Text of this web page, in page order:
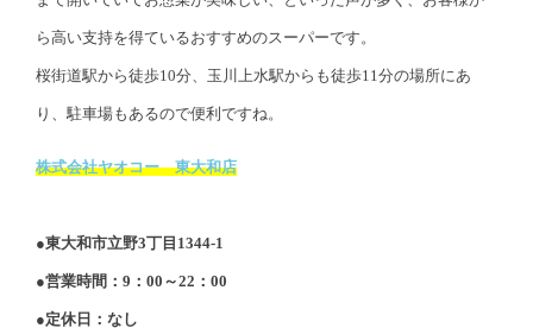
ら高い支持を得ているおすすめのスーパーです。
桜街道駅から徒歩10分、玉川上水駅からも徒歩11分の場所にあ
り、駐車場もあるので便利ですね。
株式会社ヤオコー 東大和店
●東大和市立野3丁目1344-1
●営業時間：9：00～22：00
●定休日：なし